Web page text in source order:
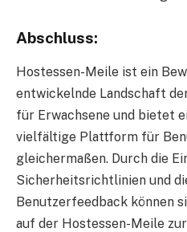
Abschluss:
Hostessen-Meile ist ein
entwickelnde Landschaft
für Erwachsene und bietet
vielfältige Plattform für
gleichermaßen. Durch die
Sicherheitsrichtlinien und
Benutzerfeedback können
auf der Hostessen-Meile